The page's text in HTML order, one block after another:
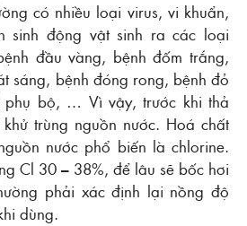
có nhiều loại virus, vi khuẩn,
sinh động vật sinh ra các loại
đầu vàng, bệnh đốm trắng,
sáng, bệnh đóng rong, bệnh đỏ
phụ bộ, … Vì vậy, trước khi thả
trùng nguồn nước. Hoá chất
nước phổ biến là chlorine.
Cl 30 – 38%, để lâu sẽ bốc hơi
phải xác định lại nồng độ
dùng.